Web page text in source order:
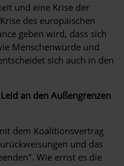
und eine Krise der
des europäischen
geben wird, dass sich
Menschenwürde und
sich auch in den
an den Außengrenzen
dem Koalitionsvertrag
und das
Wie ernst es die